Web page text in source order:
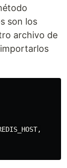
son los
archivo de
,